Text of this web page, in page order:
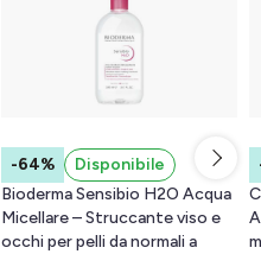
-44%
Disponibile
Carnidyn Plus Integratore
Alimentare a base di Sali
minerali, Carnitina, vitamine, per
-